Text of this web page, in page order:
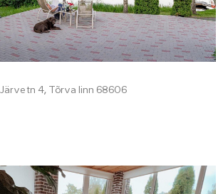
Järve tn 4, Tõrva linn 68606